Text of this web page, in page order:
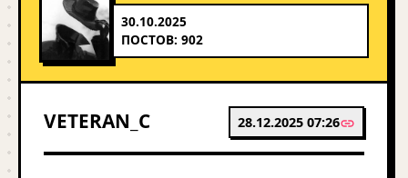
30.10.2025
ПОСТОВ: 902
VETERAN_C 28.12.2025 07:26